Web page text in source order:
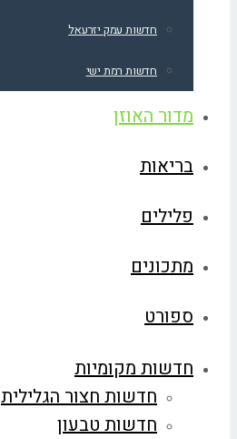
חדשות עמק יזרעאל
חדשות רמת ישי
מדור האוזן
בריאות
פלילים
מתכונים
ספורט
חדשות מקומיות
חדשות חצור הגלילית
חדשות טבעון